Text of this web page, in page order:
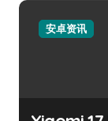
安卓资讯